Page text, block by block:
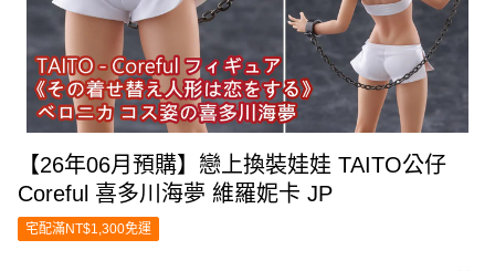
【26年06月預購】戀上換裝娃娃 TAITO公仔
Coreful 喜多川海夢 維羅妮卡 JP
宅配滿NT$1,300免運